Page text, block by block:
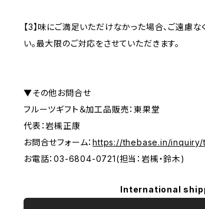
【3】味にご満足いただけなかった場合、ご遠慮
い。最大限のご対応をさせていただきます。
▼その他お問合せ
フルーツギフト＆加工品販売：東果堂
代表：岩槻正康
お問合せフォーム：https://thebase.in/
お電話：03-6804-0721(担当：岩槻・鈴木)
International